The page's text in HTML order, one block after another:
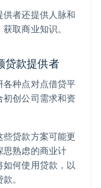
者还提供人脉和
取商业知识。
贷款提供者
各种点对点借贷平
创公司需求和资
些贷款方案可能更
思熟虑的商业计
何使用贷款，以
。